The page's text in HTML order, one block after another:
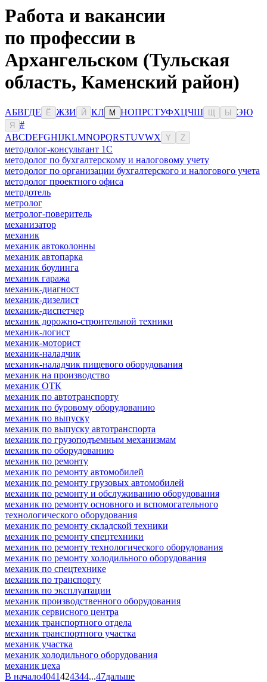
Работа и вакансии
по профессии в
Архангельском (Тульская
область, Каменский район)
АБВГДЕ Ё ЖЗИ Й КЛ М НОПРСТУФХЦЧШ Ы ЭЮ
Я
#
ABCDEFGHIJKLMNOPQRSTUVWX Y Z
методолог-консультант 1С
методолог по бухгалтерскому и налоговому учету
методолог по организации бухгалтерского и налогового учета
методолог проектного офиса
метрдотель
метролог
метролог-поверитель
механизатор
механик
механик автоколонны
механик автопарка
механик боулинга
механик гаража
механик-диагност
механик-дизелист
механик-диспетчер
механик дорожно-строительной техники
механик-логист
механик-моторист
механик-наладчик
механик-наладчик пищевого оборудования
механик на производство
механик ОТК
механик по автотранспорту
механик по буровому оборудованию
механик по выпуску
механик по выпуску автотранспорта
механик по грузоподъемным механизмам
механик по оборудованию
механик по ремонту
механик по ремонту автомобилей
механик по ремонту грузовых автомобилей
механик по ремонту и обслуживанию оборудования
механик по ремонту основного и вспомогательного
технологического оборудования
механик по ремонту складской техники
механик по ремонту спецтехники
механик по ремонту технологического оборудования
механик по ремонту холодильного оборудования
механик по спецтехнике
механик по транспорту
механик по эксплуатации
механик производственного оборудования
механик сервисного центра
механик транспортного отдела
механик транспортного участка
механик участка
механик холодильного оборудования
механик цеха
В начало4041424344...47дальше